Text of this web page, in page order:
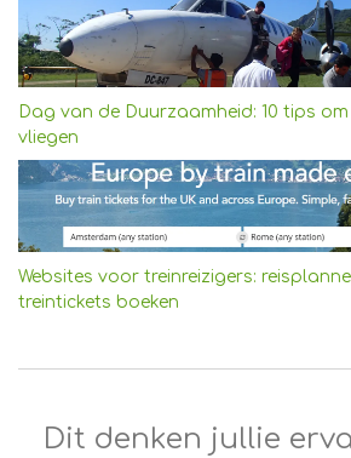
Dag van de Duurzaamheid: 10 tips
vliegen
Websites voor treinreizigers:
treintickets boeken
Dit denken jullie